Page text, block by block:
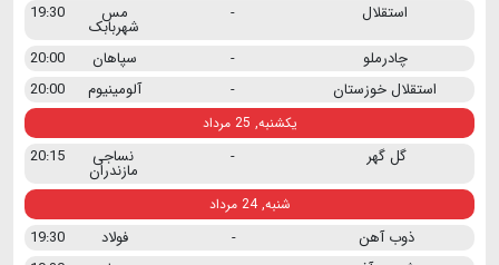
استقلال
- مس
شهربابک
19:30
چادرملو
- سپاهان
20:00
استقلال خوزستان
- آلومینیوم 20:00
یکشنبه, 25 مرداد
گل گهر - نساجی
مازندران
20:15
شنبه, 24 مرداد
ذوب آهن - فولاد
19:30